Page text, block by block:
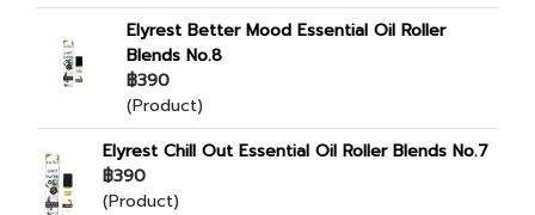
Elyrest Better Mood Essential Oil Roller
Blends No.8
฿390
(Product)
Elyrest Chill Out Essential Oil Roller Blends No.7
฿390
(Product)